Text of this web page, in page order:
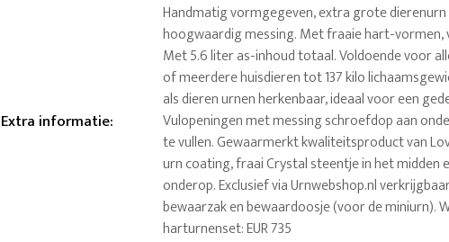
Extra informatie:
Handmatig vormgegeven, extra grote dierenurn
hoogwaardig messing. Met fraaie hart-vormen,
Met 5.6 liter as-inhoud totaal. Voldoende voor
of meerdere huisdieren tot 137 kilo
als dieren urnen herkenbaar, ideaal voor een
Vulopeningen met messing schroefdop aan
te vullen. Gewaarmerkt kwaliteitsproduct van
urn coating, fraai Crystal steentje in het midden
onderop. Exclusief via Urnwebshop.nl
bewaarzak en bewaardoosje (voor de miniurn).
harturnenset: EUR 735